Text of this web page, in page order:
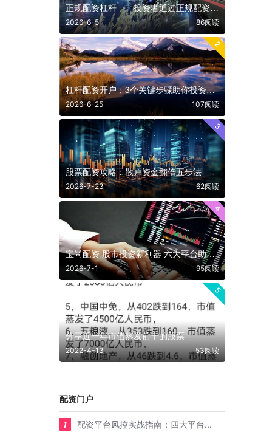
正规配资杠杆——投资者通过正规配资杠杆在“贵州茅台”分红前完成建仓
2026-6-5 86阅读
2
杠杆配资开户：3个关键步骤助你投资提速
2026-6-25 107阅读
3
股票配资攻略：散户资金翻倍五步法
2026-7-23 62阅读
4
宝尚配资 股市投资新利器 六大平台助你稳健前行
2026-7-1 95阅读
5
分享近一年市值蒸发前十的股票
2022-4-13 53阅读
配资门户
1
配资平台风控实战指南：四大平台...